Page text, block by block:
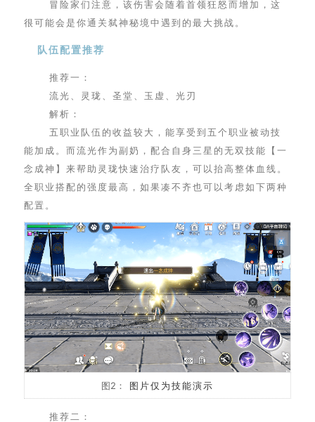
冒险家们注意，该伤害会随着首领狂怒而增加，这
很可能会是你通关弑神秘境中遇到的最大挑战。
队伍配置推荐
推荐一：
流光、灵珑、圣堂、玉虚、光刃
解析：
五职业队伍的收益较大，能享受到五个职业被动技
能加成。而流光作为副奶，配合自身三星的无双技能【一
念成神】来帮助灵珑快速治疗队友，可以抬高整体血线。
全职业搭配的强度最高，如果凑不齐也可以考虑如下两种
配置。
图2： 图片仅为技能演示
推荐二：